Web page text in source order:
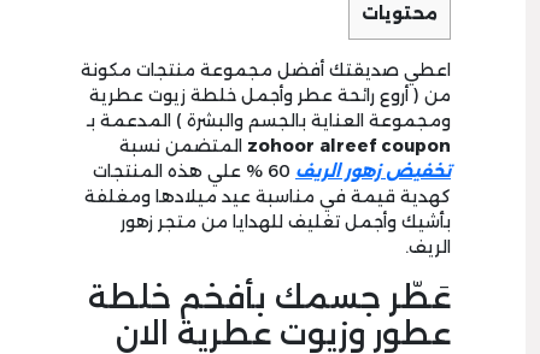
محتويات
اعطي صديقتك أفضل مجموعة منتجات مكونة
من ( أروع رائحة عطر وأجمل خلطة زيوت عطرية
ومجموعة العناية بالجسم والبشرة ) المدعمة بـ
zohoor alreef coupon المتضمن نسبة
تخفيض زهور الريف
60 % علي هذه المنتجات
كهدية قيمة في مناسبة عيد ميلادها ومغلفة
بأشيك وأجمل تغليف للهدايا من متجر زهور
الريف.
عَطّر جسمك بأفخم خلطة
عطور وزيوت عطرية الان